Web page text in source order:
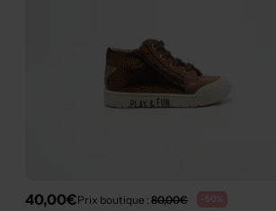
40,00€Prix boutique :80,00€ -50%